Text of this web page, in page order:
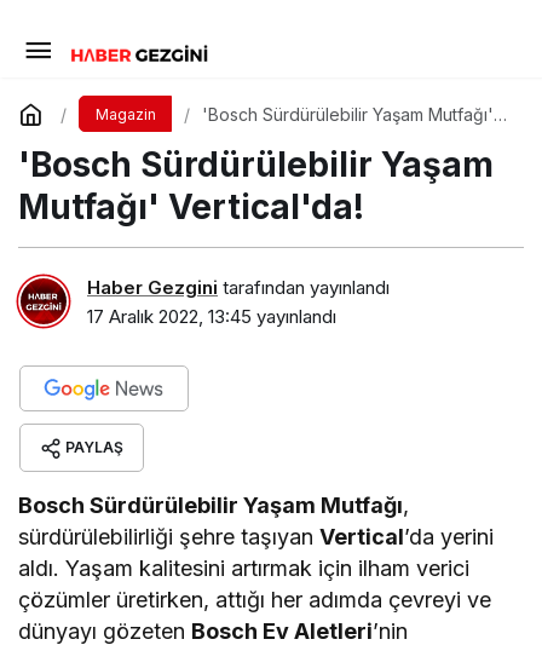
Magazin
'Bosch Sürdürülebilir Yaşam Mutfağı'
'Bosch Sürdürülebilir Yaşam
Mutfağı' Vertical'da!
Haber Gezgini tarafından yayınlandı
17 Aralık 2022, 13:45 yayınlandı
PAYLAŞ
Bosch Sürdürülebilir Yaşam Mutfağı,
sürdürülebilirliği şehre taşıyanVertical’da yerini
aldı. Yaşam kalitesini artırmak için ilham verici
çözümler üretirken, attığı her adımda çevreyi ve
dünyayı gözeten Bosch Ev Aletleri’nin